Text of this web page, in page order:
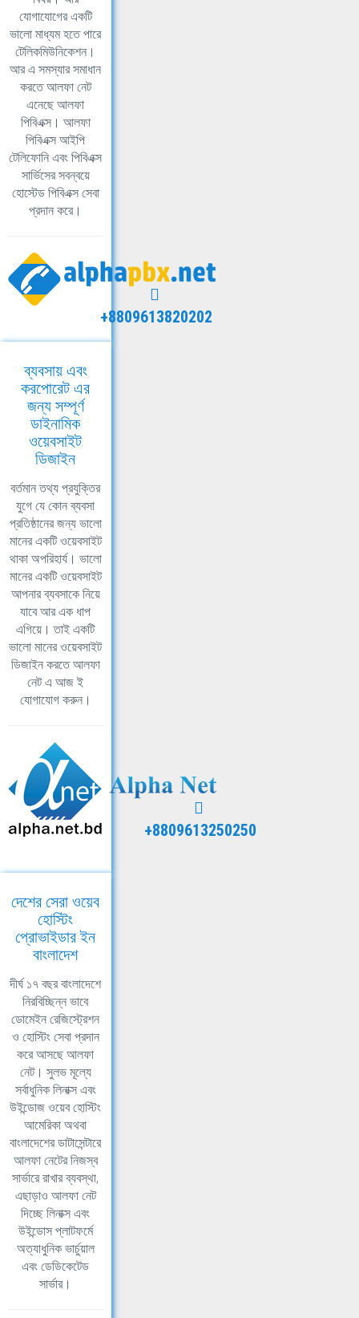
যোগাযোগের একটি
ভালো মাধ্যম হতে পারে
টেলিকমিউনিকেশন।
আর এ সমস্যার সমাধান
করতে আলফা নেট
এনেছে আলফা
পিবিএক্স। আলফা
পিবিএক্স আইপি
টেলিফোনি এবং পিবিএক্স
সার্ভিসের সবন্বয়ে
হোস্টেড পিবিএক্স সেবা
প্রদান করে।
+8809613820202
ব্যবসায় এবং
করপোরেট এর
জন্য সম্পূর্ণ
ডাইনামিক
ওয়েবসাইট
ডিজাইন
বর্তমান তথ্য প্রযুক্তির
যুগে যে কোন ব্যবসা
প্রতিষ্ঠানের জন্য ভালো
মানের একটি ওয়েবসাইট
থাকা অপরিহার্য। ভালো
মানের একটি ওয়েবসাইট
আপনার ব্যবসাকে নিয়ে
যাবে আর এক ধাপ
এগিয়ে। তাই একটি
ভালো মানের ওয়েবসাইট
ডিজাইন করতে আলফা
নেট এ আজ ই
যোগাযোগ করুন।
+8809613250250
দেশের সেরা ওয়েব
হোস্টিং
প্রোভাইডার ইন
বাংলাদেশ
দীর্ঘ ১৭ বছর বাংলাদেশে
নিরবিচ্ছিন্ন ভাবে
ডোমেইন রেজিস্ট্রেশন
ও হোস্টিং সেবা প্রদান
করে আসছে আলফা
নেট। সুলভ মূল্যে
সর্বাধুনিক লিনাক্স এবং
উইন্ডোজ ওয়েব হোস্টিং
আমেরিকা অথবা
বাংলাদেশের ডাটাসেন্টারে
আলফা নেটের নিজস্ব
সার্ভারে রাখার ব্যবস্থা,
এছাড়াও আলফা নেট
দিচ্ছে লিনাক্স এবং
উইন্ডোস প্লাটফর্মে
অত্যাধুনিক ভার্চুয়াল
এবং ডেডিকেটেড
সার্ভার।